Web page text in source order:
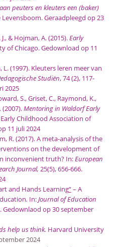
peuters en kleuters een (baker)
Geraadpleegd op 23
& Hojman, A. (2015).Early
of Chicago. Gedownload op 11
L. (1997). Kleuters leren meer van
Studiën, 74 (2), 117-
2025
S., Griset, C., Raymond, K.,
(2007).Mentoring in Waldorf Early
Childhood Association of
11 juli 2024
R. (2017). A meta-analysis of the
on the development of
inconvenient truth? In:European
Journal, 25(5), 656-666.
and Hands Learning“– A
. In:Journal of Education
Gedownlaod op 30 september
help us think. Harvard University
2024